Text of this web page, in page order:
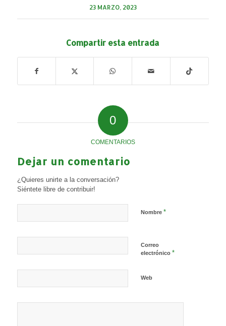
23 MARZO, 2023
Compartir esta entrada
0
COMENTARIOS
Dejar un comentario
¿Quieres unirte a la conversación?
Siéntete libre de contribuir!
Nombre *
Correo
electrónico *
Web